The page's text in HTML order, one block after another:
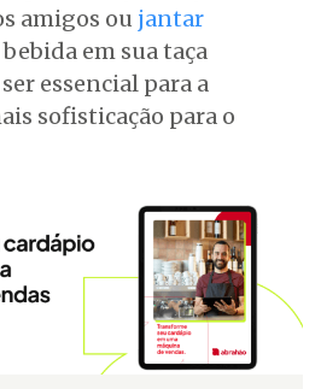
amigos ou jantar
em sua taça
essencial para a
sofisticação para o